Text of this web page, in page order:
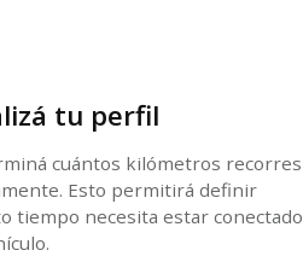
tu perfil
cuántos kilómetros recorres
Esto permitirá definir
tiempo necesita estar conectado